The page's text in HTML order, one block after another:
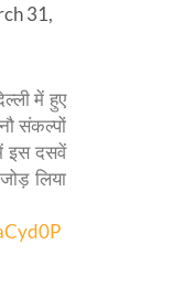
31,
में हुए
संकल्पों
इस दसवें
लिया